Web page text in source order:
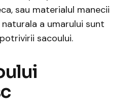
sau materialul manecii
a umarului sunt
sacoului.